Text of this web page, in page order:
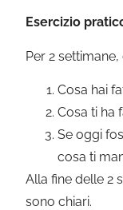
Esercizio
Per 2
Cosa hai
Cosa ti ha
Se oggi
cosa ti
Alla fine delle 2
sono chiari.